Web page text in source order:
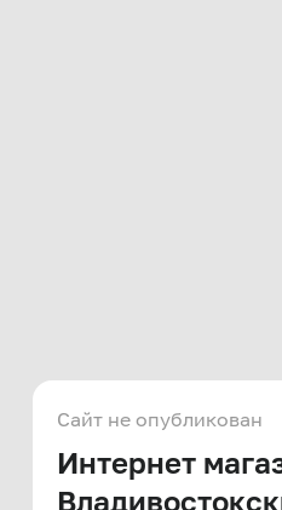
Сайт не опубликован
Интернет